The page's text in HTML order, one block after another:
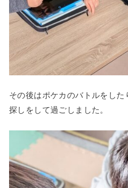
その後はポケカのバトルをし
探しをして過ごしました。